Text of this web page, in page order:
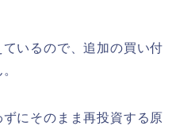
いるので、追加の買い付
にそのまま再投資する原